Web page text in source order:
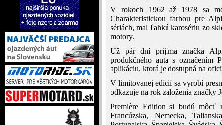
V rokoch 1962 až 1978 sa
Charakteristickou farbou pre
sériách, mal ľahkú karosériu zo
motory.
Už pár dní prijíma značka
produkčného auta s označením
aplikáciu, ktorá je dostupná na
V limitovanej edícií sa vyrobí
odkazuje na rok založenia značky
Première Edition si budú môcť
Francúzska, Nemecka,